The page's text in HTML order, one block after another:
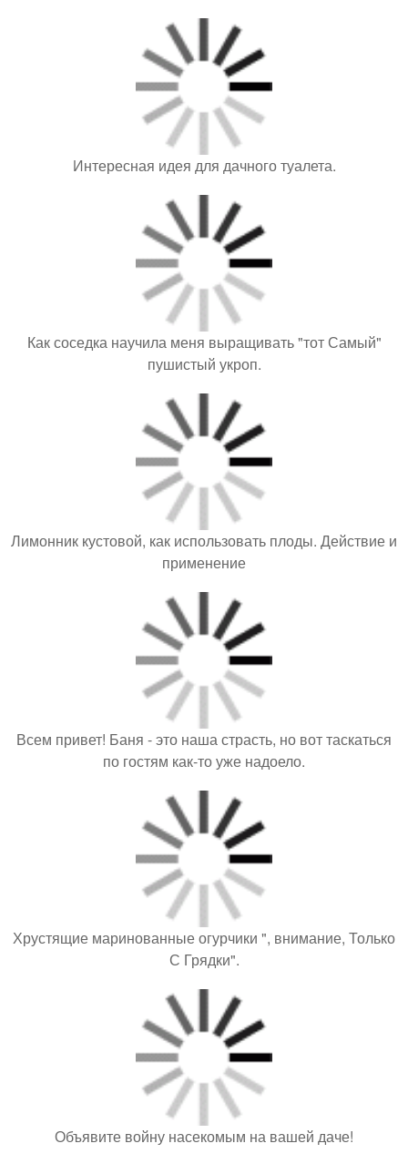
Интересная идея для дачного туалета.
Как соседка научила меня выращивать "тот Самый"
пушистый укроп.
Лимонник кустовой, как использовать плоды. Действие и
применение
Всем привет! Баня - это наша страсть, но вот таскаться
по гостям как-то уже надоело.
Хрустящие маринованные огурчики ", внимание, Только
С Грядки".
Объявите войну насекомым на вашей даче!